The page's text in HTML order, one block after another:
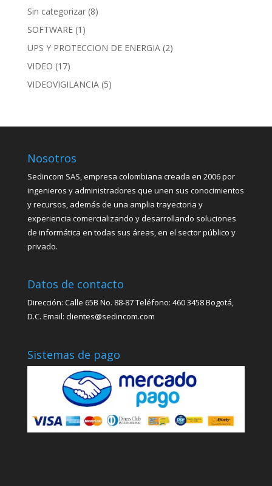
Sin categorizar (8)
SOFTWARE (1)
UPS Y PROTECCION DE ENERGIA (2)
VIDEO (17)
VIDEOVIGILANCIA (5)
Nosotros
Sedincom SAS, empresa colombiana creada en 2006 por
ingenieros y administradores que unen sus conocimientos
y recursos, además de una amplia trayectoria y
experiencia comercializando y desarrollando soluciones
de informática en todas sus áreas, en el sector público y
privado.
Datos de contacto
Dirección: Calle 65B No. 88-87 Teléfono: 460 3458 Bogotá,
D.C. Email: clientes@sedincom.com
Sistemas de pago